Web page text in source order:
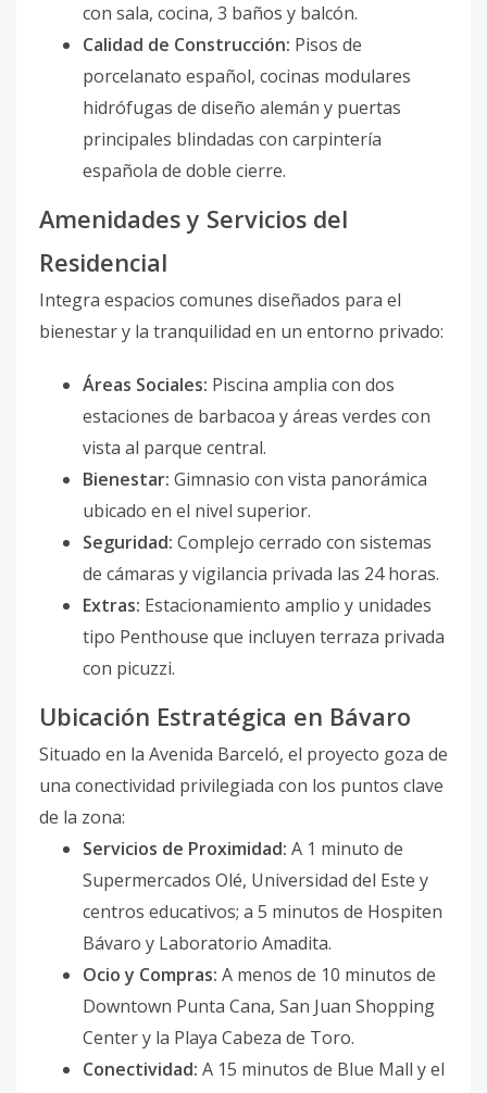
con sala, cocina, 3 baños y balcón.
Calidad de Construcción: Pisos de
porcelanato español, cocinas modulares
hidrófugas de diseño alemán y puertas
principales blindadas con carpintería
española de doble cierre.
Amenidades y Servicios del
Residencial
Integra espacios comunes diseñados para el
bienestar y la tranquilidad en un entorno privado:
Áreas Sociales: Piscina amplia con dos
estaciones de barbacoa y áreas verdes con
vista al parque central.
Bienestar: Gimnasio con vista panorámica
ubicado en el nivel superior.
Seguridad: Complejo cerrado con sistemas
de cámaras y vigilancia privada las 24 horas.
Extras: Estacionamiento amplio y unidades
tipo Penthouse que incluyen terraza privada
con picuzzi.
Ubicación Estratégica en Bávaro
Situado en la Avenida Barceló, el proyecto goza de
una conectividad privilegiada con los puntos clave
de la zona:
Servicios de Proximidad: A 1 minuto de
Supermercados Olé, Universidad del Este y
centros educativos; a 5 minutos de Hospiten
Bávaro y Laboratorio Amadita.
Ocio y Compras: A menos de 10 minutos de
Downtown Punta Cana, San Juan Shopping
Center y la Playa Cabeza de Toro.
Conectividad: A 15 minutos de Blue Mall y el